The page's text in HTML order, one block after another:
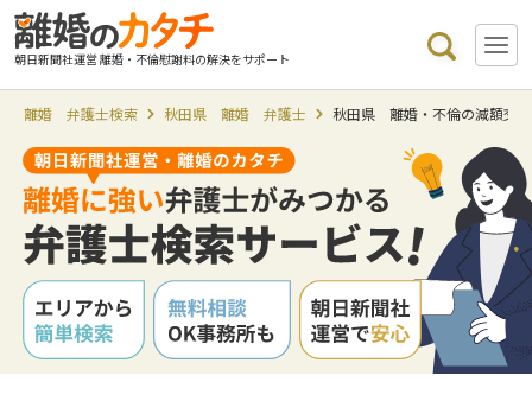
朝日新聞社運営 離婚・不倫慰謝料の解決をサポート
離婚 弁護士検索 秋田県 離婚 弁護士 秋田県 離婚・不倫の減額交